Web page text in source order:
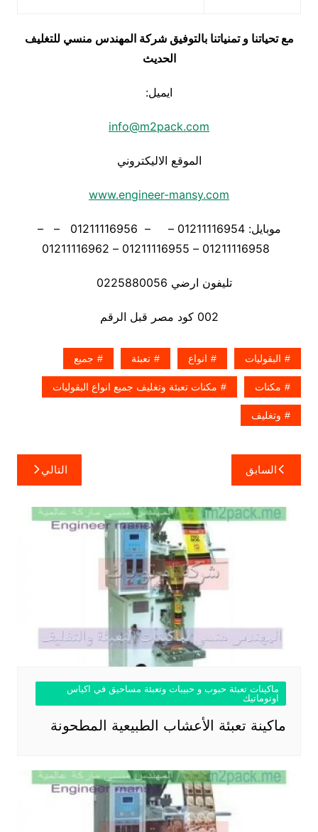
مع تحياتنا و تمنياتنا بالتوفيق شركة المهندس منسي للتغليف
الحديث
ايميل:
info@m2pack.com
الموقع الاليكتروني
www.engineer-mansy.com
موبايل: 01211116954 – – 01211116956 – –
تليفون ارضي 0225880056
002 كود مصر قبل الرقم
البقوليات انواع تعبئة جميع
مكنات مكنات تعبئة وتغليف جميع انواع البقوليات
وتغليف
تصفّح
المقالات
السابق التالي
ماكينات تعبئة حبوب و حبيبات وتعبئة مساحيق في اكياس
اوتوماتيك
ماكينة تعبئة الأعشاب الطبيعية المطحونة